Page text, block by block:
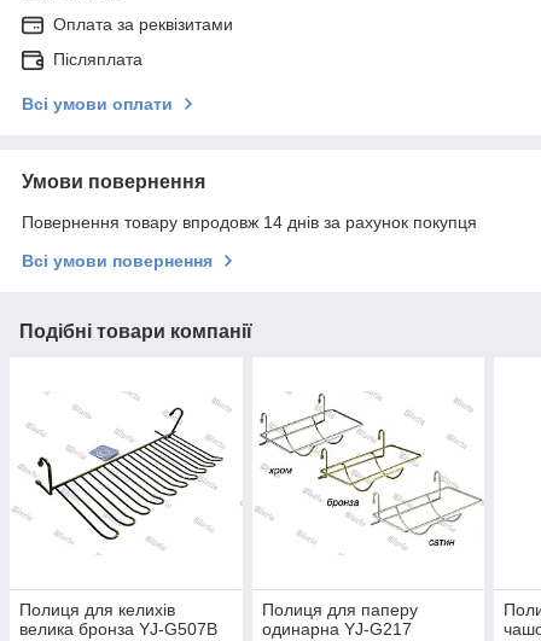
Оплата за реквізитами
Післяплата
Всі умови оплати
Умови повернення
Повернення товару впродовж 14 днів за рахунок покупця
Всі умови повернення
Подібні товари компанії
Полиця для келихів
велика бронза YJ-G507B
Полиця для паперу
одинарна YJ-G217